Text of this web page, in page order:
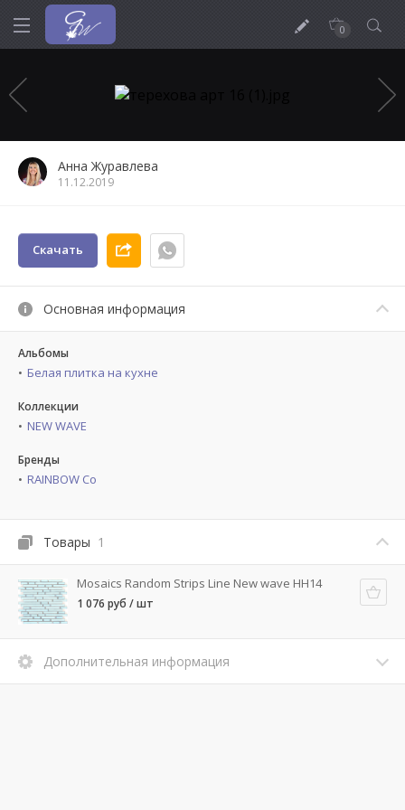
0
Анна Журавлева
11.12.2019
Скачать
Основная информация
Альбомы
Белая плитка на кухне
Коллекции
NEW WAVE
Бренды
RAINBOW Co
Товары 1
Mosaics Random Strips Line New wave HH14
1 076 руб / шт
Дополнительная информация